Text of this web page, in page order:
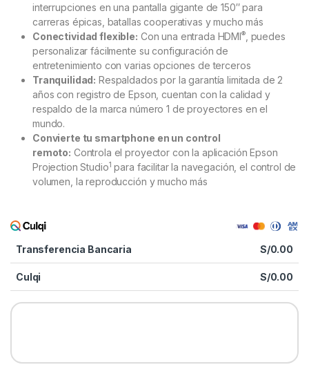
interrupciones en una pantalla gigante de 150″ para
carreras épicas, batallas cooperativas y mucho más
Conectividad flexible: Con una entrada HDMI®, puedes
personalizar fácilmente su configuración de
entretenimiento con varias opciones de terceros
Tranquilidad: Respaldados por la garantía limitada de 2
años con registro de Epson, cuentan con la calidad y
respaldo de la marca número 1 de proyectores en el
mundo.
Convierte tu smartphone en un control
remoto: Controla el proyector con la aplicación Epson
Projection Studio1 para facilitar la navegación, el control de
volumen, la reproducción y mucho más
Transferencia Bancaria S/0.00
Culqi S/0.00